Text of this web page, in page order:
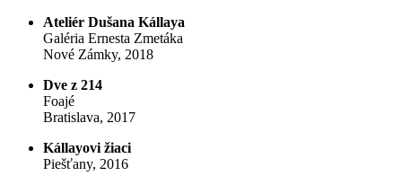
Ateliér Dušana Kállaya
Galéria Ernesta Zmetáka
Nové Zámky, 2018
Dve z 214
Foajé
Bratislava, 2017
Kállayovi žiaci
Piešťany, 2016